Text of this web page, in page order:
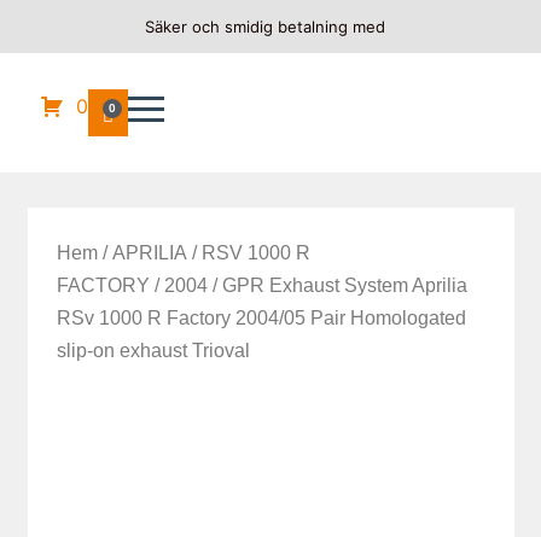
Säker och smidig betalning med
0 0
Hem/APRILIA / RSV 1000 R
FACTORY / 2004/ GPR Exhaust System Aprilia
RSv 1000 R Factory 2004/05 Pair Homologated
slip-on exhaust Trioval